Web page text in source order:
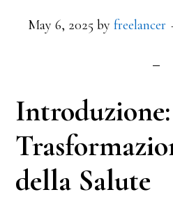
May 6, 2025 by freelancer
della Salute